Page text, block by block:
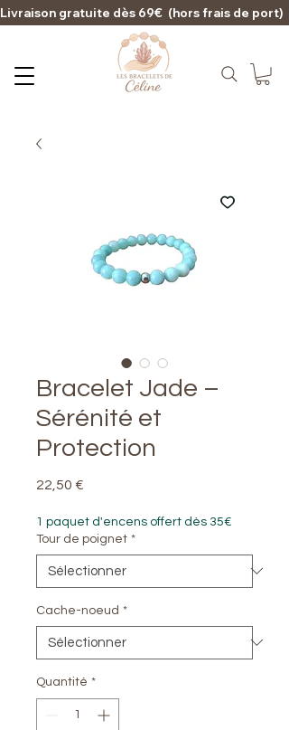
Livraison
Bracelet Jade –
Sérénité et
Protection
22,50 €
1 paquet d'encens offert dès 35€
Tour de poignet *
Cache-noeud *
Quantité *